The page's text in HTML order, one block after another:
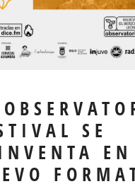
SE